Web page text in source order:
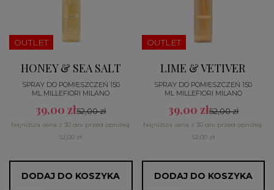
OUTLET
HONEY & SEA SALT
SPRAY DO POMIESZCZEŃ 150
ML MILLEFIORI MILANO
39,00 zł52,00 zł
Najniższa cena z 30 dni przed obniżką:
52,00 zł
DODAJ DO KOSZYKA
OUTLET
LIME & VETIVER
SPRAY DO POMIESZCZEŃ 150
ML MILLEFIORI MILANO
39,00 zł52,00 zł
Najniższa cena z 30 dni przed obniżką:
52,00 zł
DODAJ DO KOSZYKA